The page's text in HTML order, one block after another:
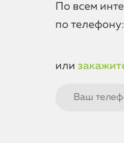
По всем
по телефону:
или